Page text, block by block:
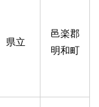
県立
邑楽郡
明和町